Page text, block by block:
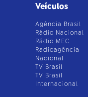
Veículos
Agência Brasil
Rádio Nacional
Rádio MEC
Radioagência
Nacional
TV Brasil
TV Brasil
Internacional